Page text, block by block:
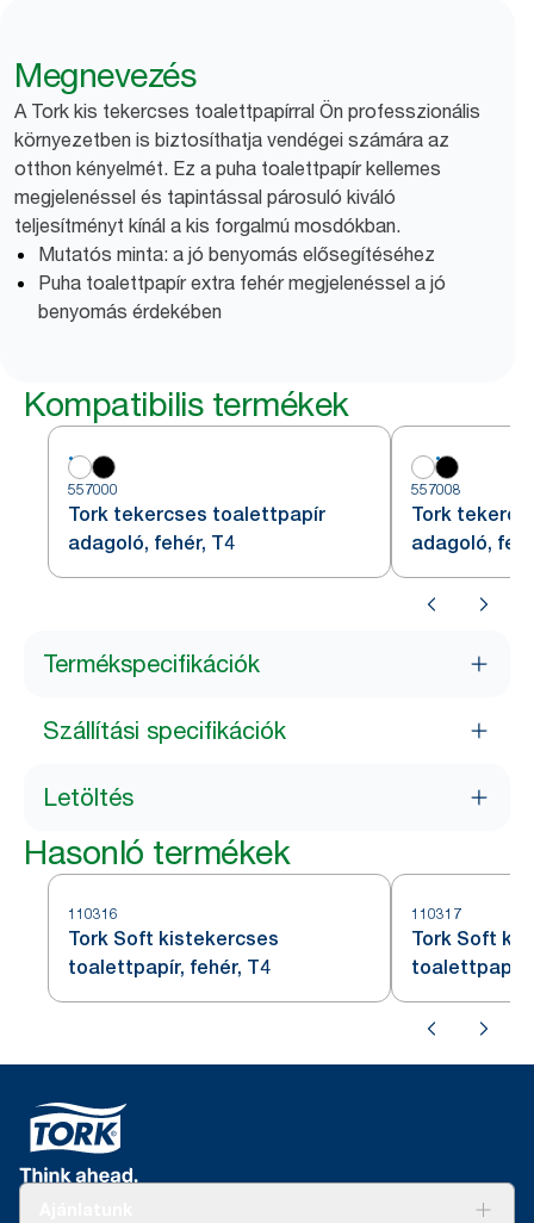
Megnevezés
A Tork kis tekercses toalettpapírral Ön professzionális
környezetben is biztosíthatja vendégei számára az
otthon kényelmét. Ez a puha toalettpapír kellemes
megjelenéssel és tapintással párosuló kiváló
teljesítményt kínál a kis forgalmú mosdókban.
Mutatós minta: a jó benyomás elősegítéséhez
Puha toalettpapír extra fehér megjelenéssel a jó
benyomás érdekében
Kompatibilis termékek
557000
Tork tekercses toalettpapír
adagoló, fehér, T4
557008
Tork
adagoló,
Termékspecifikációk
Szállítási specifikációk
Letöltés
Hasonló termékek
110316
Tork Soft kistekercses
toalettpapír, fehér, T4
110317
Tork Soft
toalettpapír,